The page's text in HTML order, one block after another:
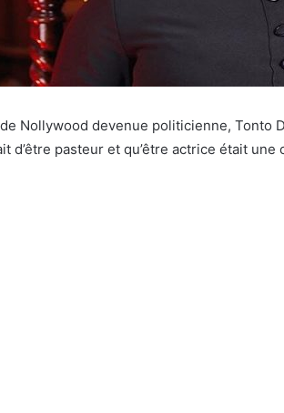
de Nollywood devenue politicienne,
d’être pasteur et qu’être actrice était